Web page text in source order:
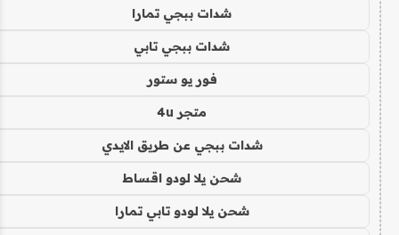
شدات ببجي تمارا
شدات ببجي تابي
فور يو ستور
متجر 4u
شدات ببجي عن طريق الايدي
شحن يلا لودو اقساط
شحن يلا لودو تابي تمارا